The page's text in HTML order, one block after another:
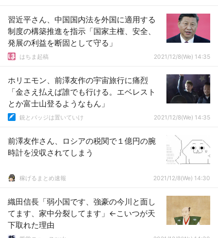
習近平さん、中国国内法を外国に適用する
制度の構築推進を指示「国家主権、安全、
発展の利益を断固として守る」
はちま起稿 2021/12/8(We) 14:35
ホリエモン、前澤友作の宇宙旅行に痛烈
「金さえ払えば誰でも行ける。エベレスト
とか富士山登るようなもん」
銃とバッジは置いていけ 2021/12/8(We) 14:35
前澤友作さん、ロシアの税関で１億円の腕
時計を没収されてしまう
稼げるまとめ速報 2021/12/8(We) 14:30
織田信長「弱小国です、強豪の今川と面し
てます、家中分裂してます」←こいつが天
下取れた理由